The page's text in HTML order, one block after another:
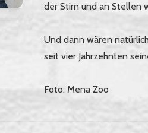
der Stirn und an Stellen
Und dann wären
seit vier Jahrzehnten
Foto: Mena Zoo